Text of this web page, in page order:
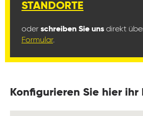
STANDORTE
oder schreiben Sie uns direkt
Formular.
Konfigurieren Sie hier ihr